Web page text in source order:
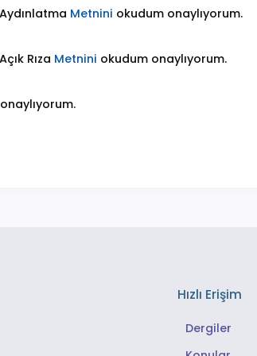
Metnini okudum onaylıyorum.
Rıza Metnini okudum onaylıyorum.
Hızlı Erişim
Dergiler